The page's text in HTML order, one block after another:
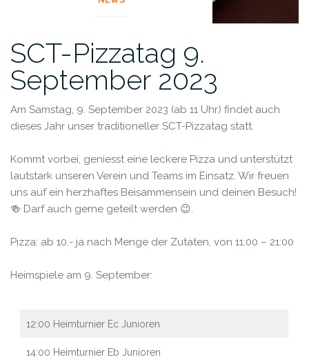
SCT-Pizzatag 9.
September 2023
Am Samstag, 9. September 2023 (ab 11 Uhr) findet auch
dieses Jahr unser traditioneller SCT-Pizzatag statt.
Kommt vorbei, geniesst eine leckere Pizza und unterstützt
lautstark unseren Verein und Teams im Einsatz. Wir freuen
uns auf ein herzhaftes Beisammensein und deinen Besuch!
🍻 Darf auch gerne geteilt werden 😉.
Pizza: ab 10.- ja nach Menge der Zutaten, von 11:00 – 21:00
Heimspiele am 9. September:
12:00 Heimturnier Ec Junioren
14:00 Heimturnier Eb Junioren